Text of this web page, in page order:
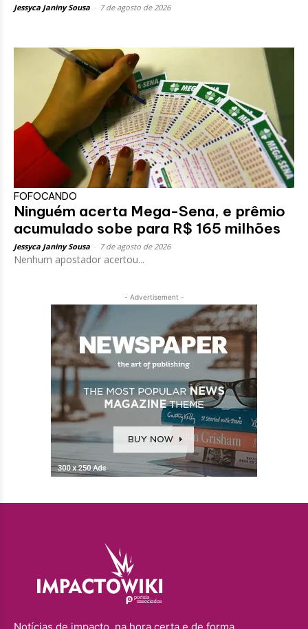
Jessyca Janiny Sousa 7 de agosto de 2026
FOFOCANDO
Ninguém acerta Mega-Sena, e prêmio
acumulado sobe para R$ 165 milhões
Jessyca Janiny Sousa 7 de agosto de 2026
Nenhum apostador acertou...
- Advertisement -